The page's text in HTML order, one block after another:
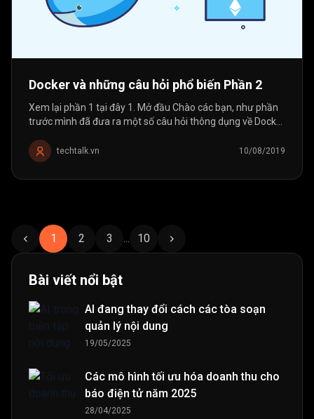
Docker và những câu hỏi phổ biến Phần 2
Xem lại phần 1 tại đây 1. Mở đầu Chào các bạn, như phần
trước mình đã đưa ra một số câu hỏi thông dụng về Docker
hiểu thêm về Docker...
techtalk.vn 10/08/2019
1 2 3 ... 10
Bài viết nổi bật
AI đang thay đổi cách các tòa soạn
quản lý nội dung
19/05/2025
Các mô hình tối ưu hóa doanh thu cho
báo điện tử năm 2025
28/04/2025